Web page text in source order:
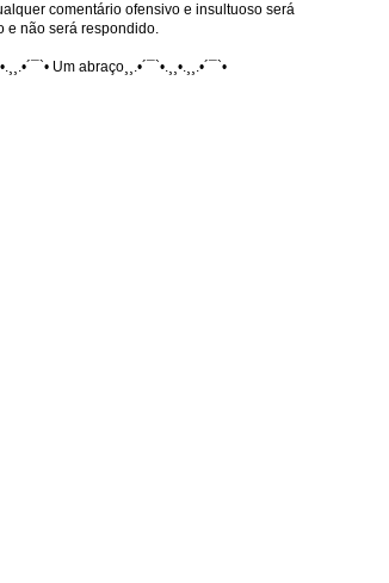
comentário ofensivo e insultuoso será
e não será respondido.
Um abraço¸¸.•´¯`•.¸¸•.¸¸.•´¯`•